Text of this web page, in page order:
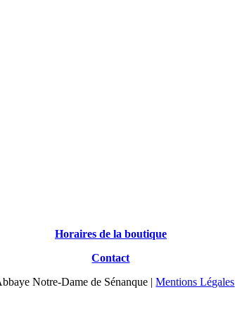
Horaires de la boutique
Contact
Notre-Dame de Sénanque |Mentions Légales